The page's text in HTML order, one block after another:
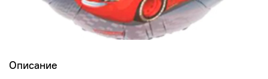
Описание